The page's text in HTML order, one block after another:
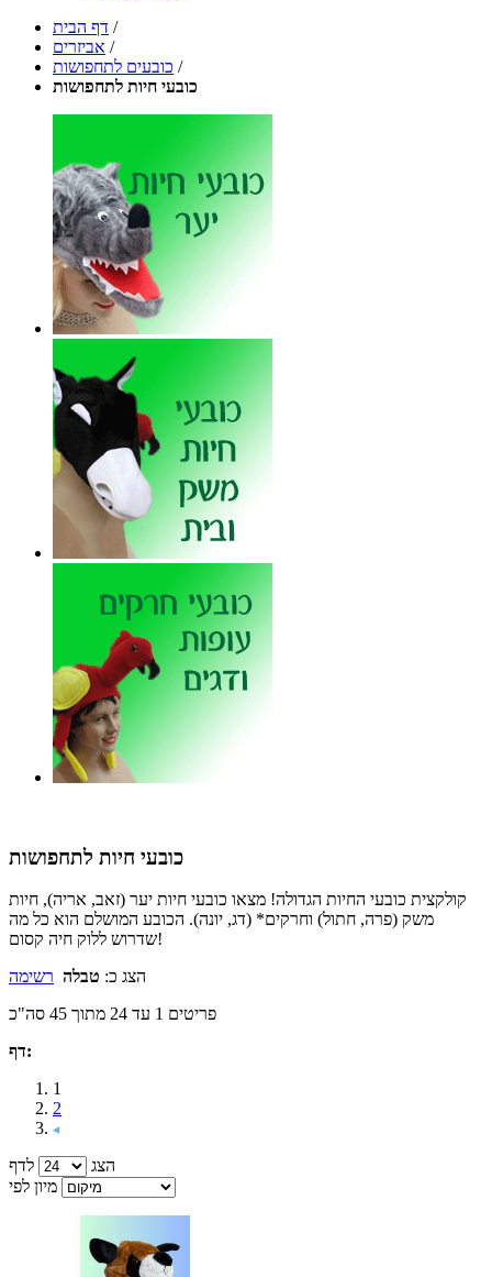
דף הבית /
אביזרים /
כובעים לתחפושות /
כובעי חיות לתחפושות
כובעי חיות לתחפושות
קולקצית כובעי החיות הגדולה! מצאו כובעי חיות יער (זאב, אריה), חיות
משק (פרה, חתול) וחרקים* (דג, יונה). הכובע המושלם הוא כל מה
שדרוש ללוק חיה קסום!
הצג כ: טבלה רשימה
פריטים 1 עד 24 מתוך 45 סה"כ
דף:
1
2
הצג
לדף
מיון לפי